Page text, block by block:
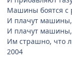
Машины боятся с
И плачут машины,
И плачут машины,
Им страшно, что
2004